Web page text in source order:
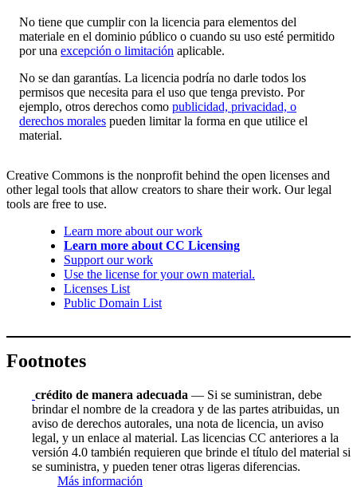
No tiene que cumplir con la licencia para elementos del
materiale en el dominio público o cuando su uso esté permitido
por una excepción o limitación aplicable.
No se dan garantías. La licencia podría no darle todos los
permisos que necesita para el uso que tenga previsto. Por
ejemplo, otros derechos como publicidad, privacidad, o
derechos morales pueden limitar la forma en que utilice el
material.
Creative Commons is the nonprofit behind the open licenses and
other legal tools that allow creators to share their work. Our legal
tools are free to use.
Learn more about our work
Learn more about CC Licensing
Support our work
Use the license for your own material.
Licenses List
Public Domain List
Footnotes
crédito de manera adecuada — Si se suministran, debe
brindar el nombre de la creadora y de las partes atribuidas, un
aviso de derechos autorales, una nota de licencia, un aviso
legal, y un enlace al material. Las licencias CC anteriores a la
versión 4.0 también requieren que brinde el título del material si
se suministra, y pueden tener otras ligeras diferencias.
Más información